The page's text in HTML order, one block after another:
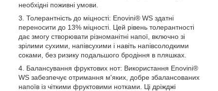
необхідні поживні умови.
Толерантність до міцності: Enovini® WS здатні
переносити до 13% міцності. Цей рівень толерантності
дає змогу створювати різноманітні напої, включно зі
зрілими сухими, напівсухими і навіть напівсолодкими
соками, без ризику подальшого бродіння в пляшках.
Балансування фруктових нот: Використання Enovini®
WS забезпечує отримання м'яких, добре збалансованих
напоїв із чіткими фруктовими нотками. Ці дріжджі